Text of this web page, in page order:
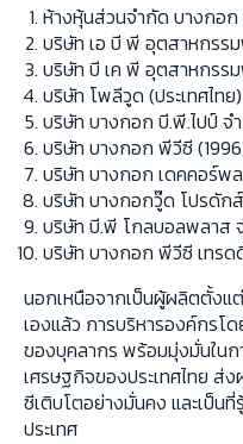
ห้างหุ้นส่วนจำกัด บางกอก
บริษัท เอ บี พี อุตสาหกรร
บริษัท บี เค พี อุตสาหกรร
บริษัท โพลีวูด (ประเทศไท
บริษัท บางกอก บี.พี.ไปป์ จ
บริษัท บางกอก พีวีซี
บริษัท บางกอก เดคคอร์พ
บริษัท บางกอกวู๊ด โปรดัก
บริษัท บี.พี โกลบอลพลาส
บริษัท บางกอก พีวีซี เทร
นอกเหนือจากเป็นผู้ผลิตตั้งแ
เองแล้ว การบริหารองค์กรโ
ของบุคลากร พร้อมมุ่งมั่นใน
เศรษฐกิจของประเทศไทย ส่
ซีเติบโตอย่างมั่นคง และเป็นที่
ประเทศ